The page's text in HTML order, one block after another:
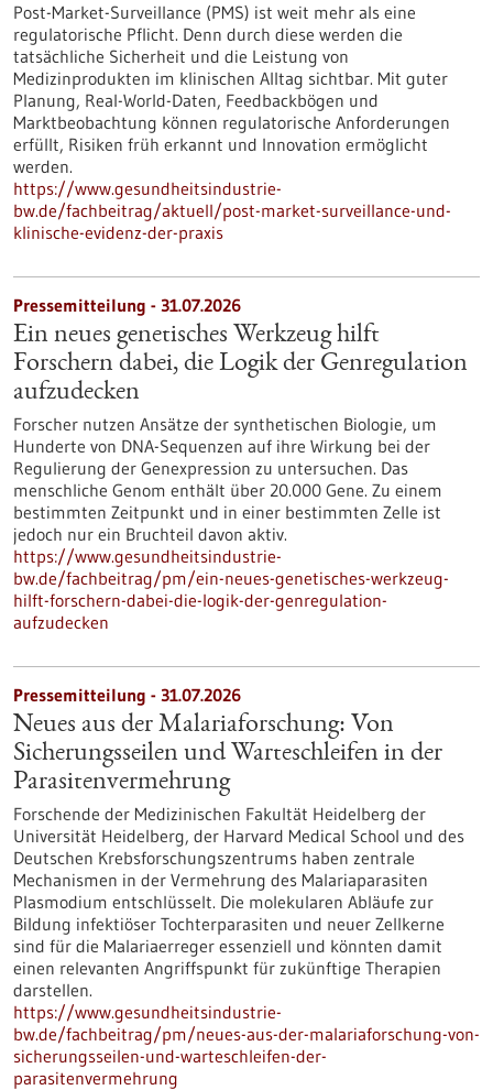
Post-Market-Surveillance (PMS) ist weit mehr als eine
regulatorische Pflicht. Denn durch diese werden die
tatsächliche Sicherheit und die Leistung von
Medizinprodukten im klinischen Alltag sichtbar. Mit guter
Planung, Real-World-Daten, Feedbackbögen und
Marktbeobachtung können regulatorische Anforderungen
erfüllt, Risiken früh erkannt und Innovation ermöglicht
werden.
https://www.gesundheitsindustrie-
bw.de/fachbeitrag/aktuell/post-market-surveillance-und-
klinische-evidenz-der-praxis
Pressemitteilung - 31.07.2026
Ein neues genetisches Werkzeug hilft
Forschern dabei, die Logik der Genregulation
aufzudecken
Forscher nutzen Ansätze der synthetischen Biologie, um
Hunderte von DNA-Sequenzen auf ihre Wirkung bei der
Regulierung der Genexpression zu untersuchen. Das
menschliche Genom enthält über 20.000 Gene. Zu einem
bestimmten Zeitpunkt und in einer bestimmten Zelle ist
jedoch nur ein Bruchteil davon aktiv.
https://www.gesundheitsindustrie-
bw.de/fachbeitrag/pm/ein-neues-genetisches-werkzeug-
hilft-forschern-dabei-die-logik-der-genregulation-
aufzudecken
Pressemitteilung - 31.07.2026
Neues aus der Malariaforschung: Von
Sicherungsseilen und Warteschleifen in der
Parasitenvermehrung
Forschende der Medizinischen Fakultät Heidelberg der
Universität Heidelberg, der Harvard Medical School und des
Deutschen Krebsforschungszentrums haben zentrale
Mechanismen in der Vermehrung des Malariaparasiten
Plasmodium entschlüsselt. Die molekularen Abläufe zur
Bildung infektiöser Tochterparasiten und neuer Zellkerne
sind für die Malariaerreger essenziell und könnten damit
einen relevanten Angriffspunkt für zukünftige Therapien
darstellen.
https://www.gesundheitsindustrie-
bw.de/fachbeitrag/pm/neues-aus-der-malariaforschung-von-
sicherungsseilen-und-warteschleifen-der-
parasitenvermehrung